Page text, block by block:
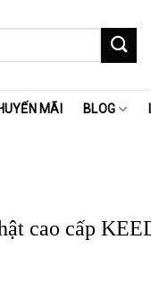
MÃI BLOG
cao cấp